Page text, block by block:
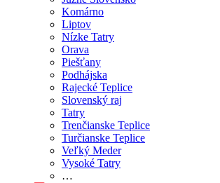
Komárno
Liptov
Nízke Tatry
Orava
Piešťany
Podhájska
Rajecké Teplice
Slovenský raj
Tatry
Trenčianske Teplice
Turčianske Teplice
Veľký Meder
Vysoké Tatry
…